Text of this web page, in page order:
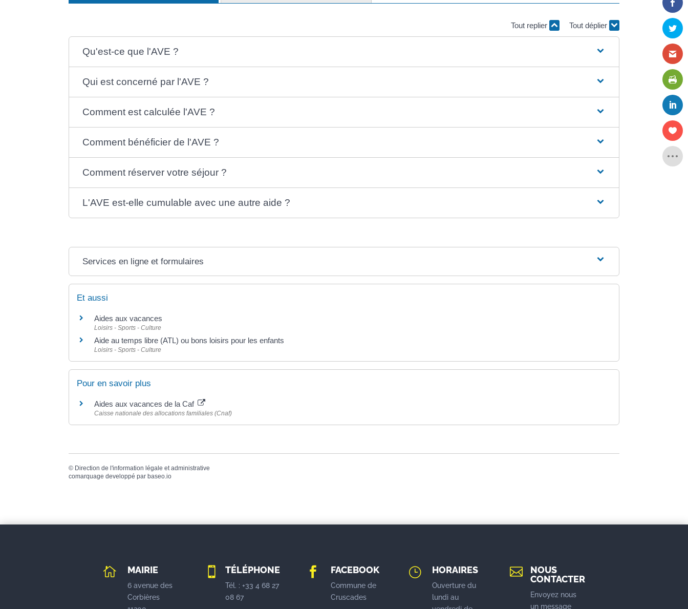
Tout replier Tout déplier
Qu'est-ce que l'AVE ?
Qui est concerné par l'AVE ?
Comment est calculée l'AVE ?
Comment bénéficier de l'AVE ?
Comment réserver votre séjour ?
L'AVE est-elle cumulable avec une autre aide ?
Services en ligne et formulaires
Et aussi
Aides aux vacances
Loisirs - Sports - Culture
Aide au temps libre (ATL) ou bons loisirs pour les enfants
Loisirs - Sports - Culture
Pour en savoir plus
Aides aux vacances de la Caf
Caisse nationale des allocations familiales (Cnaf)
© Direction de l'information légale et administrative
comarquage developpé par baseo.io
 MAIRIE
6 avenue des
Corbières
 TÉLÉPHONE
Tél. : +33 4 68 27
08 67
 FACEBOOK
Commune de
Cruscades
} HORAIRES
Ouverture du
lundi au

NOUS
CONTACTER
Envoyez nous
un message